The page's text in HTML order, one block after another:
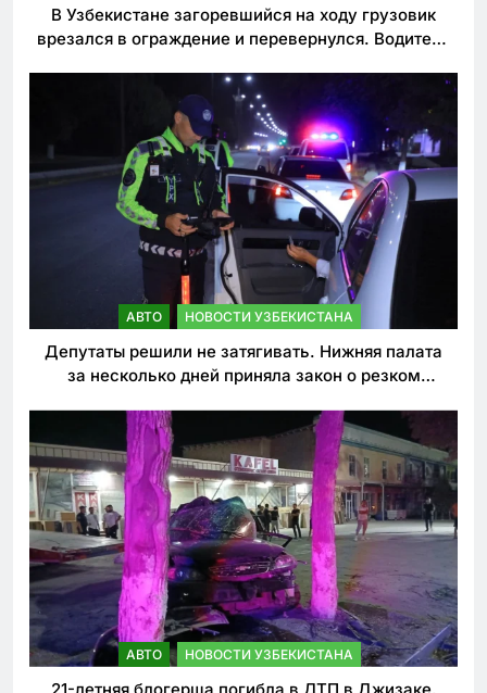
В Узбекистане загоревшийся на ходу грузовик
врезался в ограждение и перевернулся. Водитель
АВТО НОВОСТИ УЗБЕКИСТАНА
Депутаты решили не затягивать. Нижняя палата
за несколько дней приняла закон о резком
АВТО НОВОСТИ УЗБЕКИСТАНА